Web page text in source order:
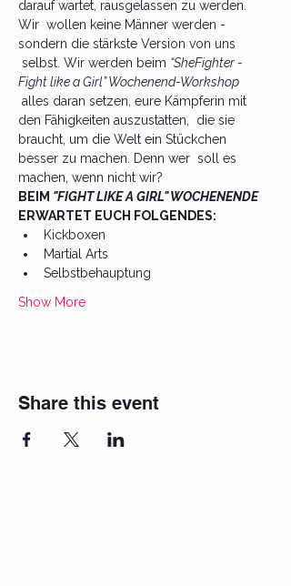
darauf wartet, rausgelassen zu werden.
Wir  wollen keine Männer werden -
sondern die stärkste Version von uns
selbst. Wir werden beim “SheFighter -
Fight like a Girl” Wochenend-Workshop
alles daran setzen, eure Kämpferin mit
den Fähigkeiten auszustatten,  die sie
braucht, um die Welt ein Stückchen
besser zu machen. Denn wer  soll es
machen, wenn nicht wir?
BEIM "FIGHT LIKE A GIRL" WOCHENENDE
ERWARTET EUCH FOLGENDES:
Kickboxen
Martial Arts
Selbstbehauptung
Show More
Share this event